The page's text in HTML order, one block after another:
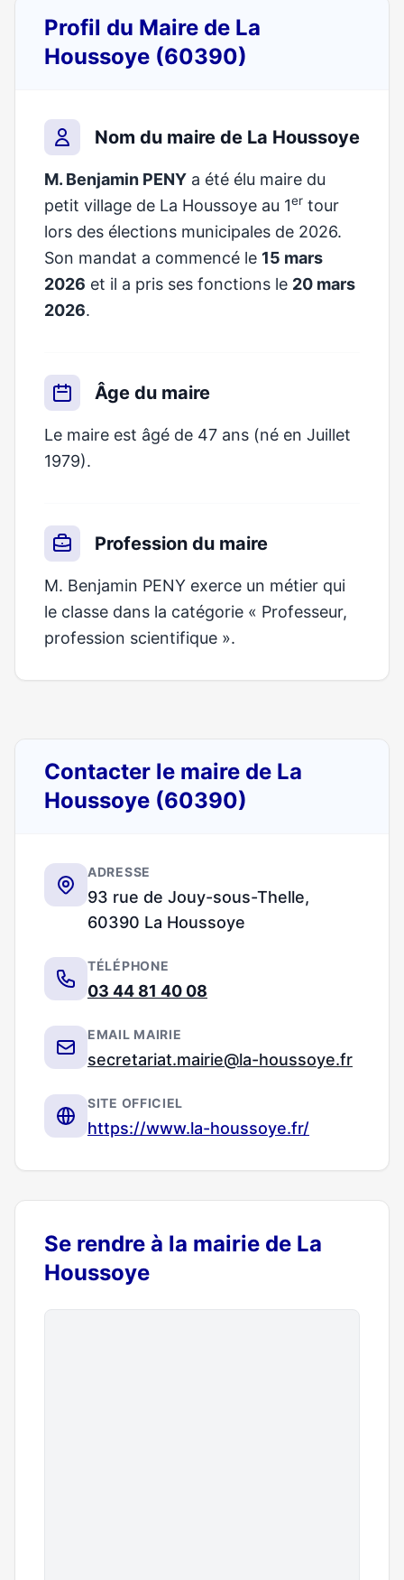
Profil du Maire de La
Houssoye (60390)
Nom du maire de La Houssoye
M. Benjamin PENY a été élu maire du
petit village de La Houssoye au 1er tour
lors des élections municipales de 2026.
Son mandat a commencé le 15 mars
2026 et il a pris ses fonctions le 20 mars
2026.
Âge du maire
Le maire est âgé de 47 ans (né en Juillet
1979).
Profession du maire
M. Benjamin PENY exerce un métier qui
le classe dans la catégorie « Professeur,
profession scientifique ».
Contacter le maire de La
Houssoye (60390)
ADRESSE
93 rue de Jouy-sous-Thelle,
60390 La Houssoye
TÉLÉPHONE
03 44 81 40 08
EMAIL MAIRIE
secretariat.mairie@la-houssoye.fr
SITE OFFICIEL
https://www.la-houssoye.fr/
Se rendre à la mairie de La
Houssoye